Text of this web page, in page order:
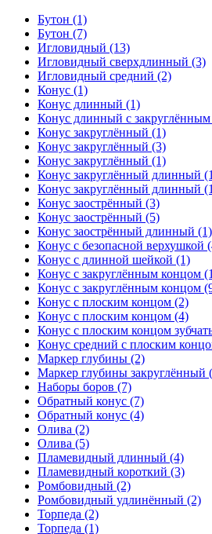
Бутон (1)
Бутон (7)
Игловидный (13)
Игловидный сверхдлинный (3)
Игловидный средний (2)
Конус (1)
Конус длинный (1)
Конус длинный с
Конус закруглённый (1)
Конус закруглённый (3)
Конус закруглённый (1)
Конус закруглённый длинный
Конус закруглённый длинный
Конус заострённый (3)
Конус заострённый (5)
Конус заострённый длинный (1)
Конус с безопасной верхушкой
Конус с длинной шейкой (1)
Конус с закруглённым концом
Конус с закруглённым концом
Конус с плоским концом (2)
Конус с плоским концом (4)
Конус с плоским концом
Конус средний с плоским
Маркер глубины (2)
Маркер глубины закруглённый
Наборы боров (7)
Обратный конус (7)
Обратный конус (4)
Олива (2)
Олива (5)
Пламевидный длинный (4)
Пламевидный короткий (3)
Ромбовидный (2)
Ромбовидный удлинённый (2)
Торпеда (2)
Торпеда (1)